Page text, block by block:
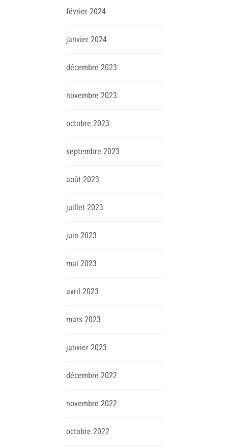
février 2024
janvier 2024
décembre 2023
novembre 2023
octobre 2023
septembre 2023
août 2023
juillet 2023
juin 2023
mai 2023
avril 2023
mars 2023
janvier 2023
décembre 2022
novembre 2022
octobre 2022